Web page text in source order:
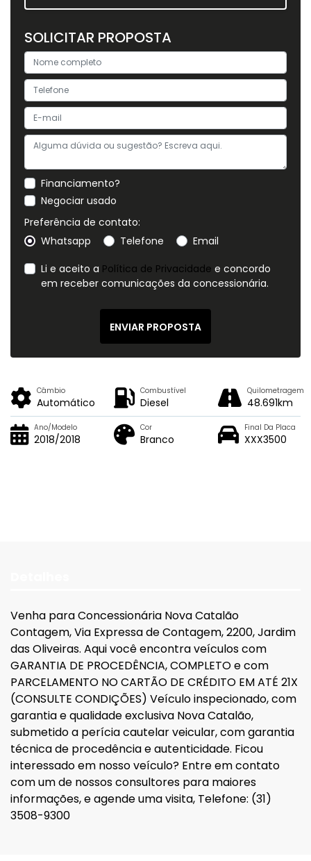
SOLICITAR PROPOSTA
Financiamento?
Negociar usado
Preferência de contato:
Whatsapp
Telefone
Email
Li e aceito a Política de Privacidade e concordo
em receber comunicações da concessionária.
ENVIAR PROPOSTA
Câmbio
Automático
Combustível
Diesel
Quilometragem
48.691km
Ano/Modelo
2018/2018
Cor
Branco
Final Da Placa
XXX3500
Venha para Concessionária Nova Catalão
Contagem, Via Expressa de Contagem, 2200, Jardim
das Oliveiras. Aqui você encontra veículos com
GARANTIA DE PROCEDÊNCIA, COMPLETO e com
PARCELAMENTO NO CARTÃO DE CRÉDITO EM ATÉ 21X
(CONSULTE CONDIÇÕES) Veículo inspecionado, com
garantia e qualidade exclusiva Nova Catalão,
submetido a perícia cautelar veicular, com garantia
técnica de procedência e autenticidade. Ficou
interessado em nosso veículo? Entre em contato
com um de nossos consultores para maiores
informações, e agende uma visita, Telefone: (31)
3508-9300